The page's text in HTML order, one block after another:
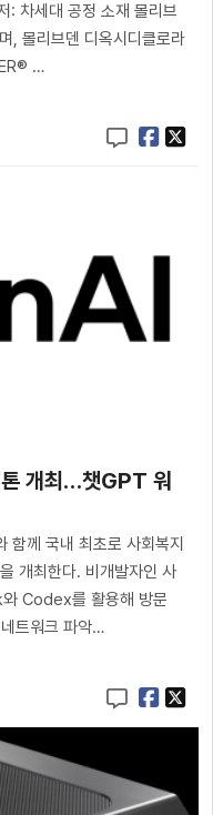
: 차세대 공정 소재 몰리브
, 몰리브덴 디옥시디클로라
…
개최…챗GPT 워
께 국내 최초로 사회복지
개최한다. 비개발자인 사
Codex를 활용해 방문
트워크 파악…